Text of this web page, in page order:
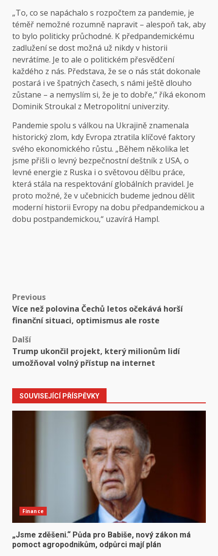
„To, co se napáchalo s rozpočtem za pandemie, je
téměř nemožné rozumně napravit – alespoň tak, aby
to bylo politicky průchodné. K předpandemickému
zadlužení se dost možná už nikdy v historii
nevrátíme. Je to ale o politickém přesvědčení
každého z nás. Představa, že se o nás stát dokonale
postará i ve špatných časech, s námi ještě dlouho
zůstane – a nemyslím si, že je to dobře,“ říká ekonom
Dominik Stroukal z Metropolitní univerzity.
Pandemie spolu s válkou na Ukrajině znamenala
historický zlom, kdy Evropa ztratila klíčové faktory
svého ekonomického růstu. „Během několika let
jsme přišli o levný bezpečnostní deštník z USA, o
levné energie z Ruska i o světovou dělbu práce,
která stála na respektování globálních pravidel. Je
proto možné, že v učebnicích budeme jednou dělit
moderní historii Evropy na dobu předpandemickou a
dobu postpandemickou,“ uzavírá Hampl.
Post
navigation
Previous
Více než polovina Čechů letos očekává horší
finanční situaci, optimismus ale roste
Další
Trump ukončil projekt, který milionům lidí
umožňoval volný přístup na internet
SOUVISEJÍCÍ PŘÍSPĚVKY
Finance
„Jsme zděšeni.“ Půda pro Babiše, nový zákon má
pomoct agropodnikům, odpůrci mají plán